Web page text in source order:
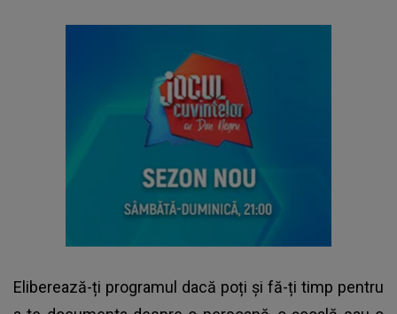
Eliberează-ți programul dacă poți și fă-ți timp pentru